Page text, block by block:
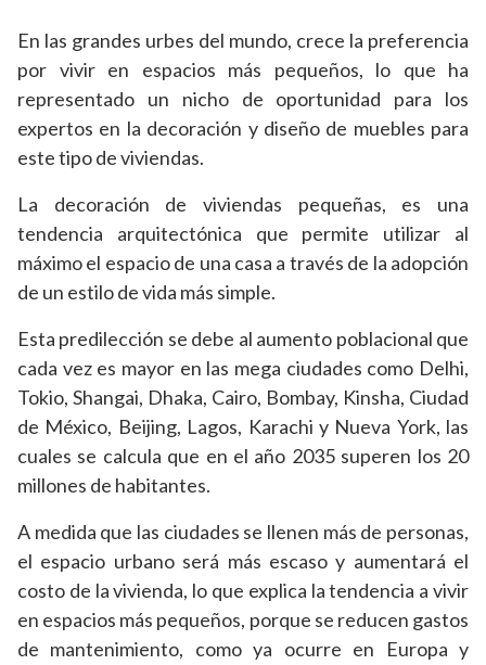
En las grandes urbes del mundo, crece la preferencia
por vivir en espacios más pequeños, lo que ha
representado un nicho de oportunidad para los
expertos en la decoración y diseño de muebles para
este tipo de viviendas.
La decoración de viviendas pequeñas, es una
tendencia arquitectónica que permite utilizar al
máximo el espacio de una casa a través de la adopción
de un estilo de vida más simple.
Esta predilección se debe al aumento poblacional que
cada vez es mayor en las mega ciudades como Delhi,
Tokio, Shangai, Dhaka, Cairo, Bombay, Kinsha, Ciudad
de México, Beijing, Lagos, Karachi y Nueva York, las
cuales se calcula que en el año 2035 superen los 20
millones de habitantes.
A medida que las ciudades se llenen más de personas,
el espacio urbano será más escaso y aumentará el
costo de la vivienda, lo que explica la tendencia a vivir
en espacios más pequeños, porque se reducen gastos
de mantenimiento, como ya ocurre en Europa y